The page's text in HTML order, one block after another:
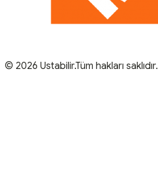
© 2026 Ustabilir.Tüm hakları saklıdır.